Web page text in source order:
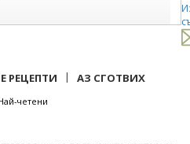
РЕЦЕПТИ | АЗ СГОТВИХ
четени